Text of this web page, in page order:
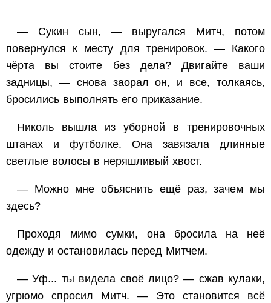
— Сукин сын, — выругался Митч, потом
повернулся к месту для тренировок. — Какого
чёрта вы стоите без дела? Двигайте ваши
задницы, — снова заорал он, и все, толкаясь,
бросились выполнять его приказание.
Николь вышла из уборной в тренировочных
штанах и футболке. Она завязала длинные
светлые волосы в неряшливый хвост.
— Можно мне объяснить ещё раз, зачем мы
здесь?
Проходя мимо сумки, она бросила на неё
одежду и остановилась перед Митчем.
— Уф... ты видела своё лицо? — сжав кулаки,
угрюмо спросил Митч. — Это становится всё